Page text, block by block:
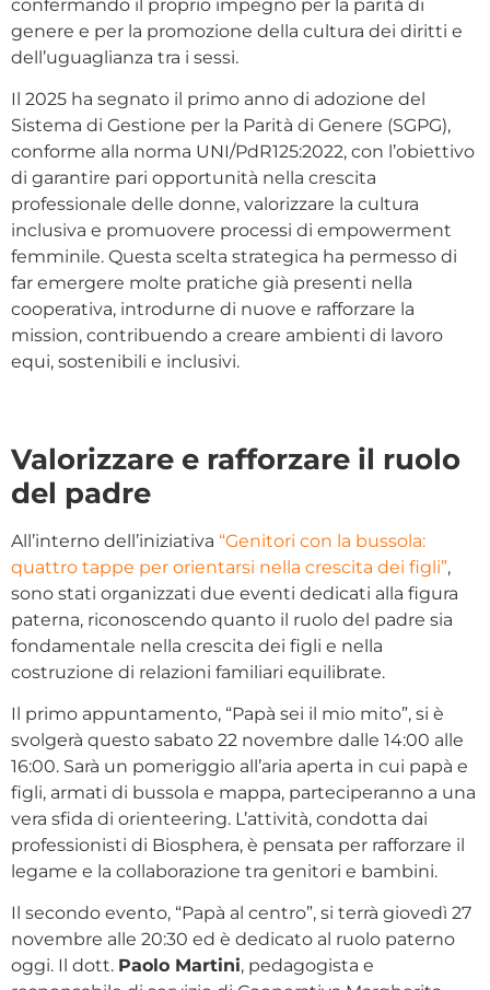
confermando il proprio impegno per la parità di
genere e per la promozione della cultura dei diritti e
dell’uguaglianza tra i sessi.
Il 2025 ha segnato il primo anno di adozione del
Sistema di Gestione per la Parità di Genere (SGPG),
conforme alla norma UNI/PdR125:2022, con l’obiettivo
di garantire pari opportunità nella crescita
professionale delle donne, valorizzare la cultura
inclusiva e promuovere processi di empowerment
femminile. Questa scelta strategica ha permesso di
far emergere molte pratiche già presenti nella
cooperativa, introdurne di nuove e rafforzare la
mission, contribuendo a creare ambienti di lavoro
equi, sostenibili e inclusivi.
Valorizzare e rafforzare il ruolo
del padre
All’interno dell’iniziativa “Genitori con la bussola:
quattro tappe per orientarsi nella crescita dei figli”,
sono stati organizzati due eventi dedicati alla figura
paterna, riconoscendo quanto il ruolo del padre sia
fondamentale nella crescita dei figli e nella
costruzione di relazioni familiari equilibrate.
Il primo appuntamento, “Papà sei il mio mito”, si è
svolgerà questo sabato 22 novembre dalle 14:00 alle
16:00. Sarà un pomeriggio all’aria aperta in cui papà e
figli, armati di bussola e mappa, parteciperanno a una
vera sfida di orienteering. L’attività, condotta dai
professionisti di Biosphera, è pensata per rafforzare il
legame e la collaborazione tra genitori e bambini.
Il secondo evento, “Papà al centro”, si terrà giovedì 27
novembre alle 20:30 ed è dedicato al ruolo paterno
oggi. Il dott. Paolo Martini, pedagogista e